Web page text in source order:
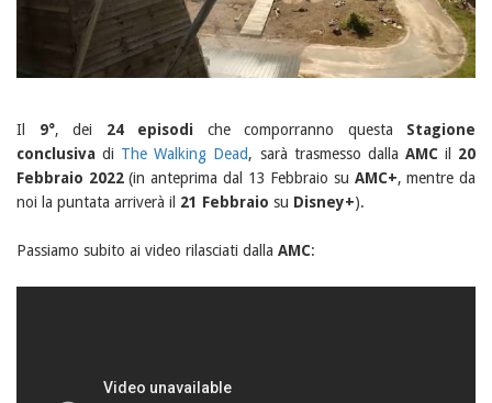
Il 9°, dei 24 episodi che comporranno questa Stagione
conclusiva di The Walking Dead, sarà trasmesso dalla AMCil 20
Febbraio 2022(in anteprima dal 13 Febbraio su AMC+, mentre da
noi la puntata arriverà il 21 Febbraio su Disney+).
Passiamo subito ai video rilasciati dalla AMC: